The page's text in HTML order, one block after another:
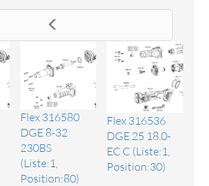
Flex 316580
DGE 8-32
230BS
(Liste:1,
Position:80)
Flex 316536
DGE 25 18.0-
EC C (Liste:1,
Position:30)